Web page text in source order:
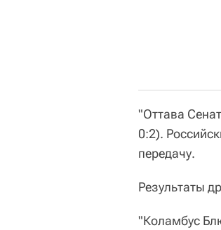
"Оттава
0:2).
передачу.
Результаты
"Коламбус